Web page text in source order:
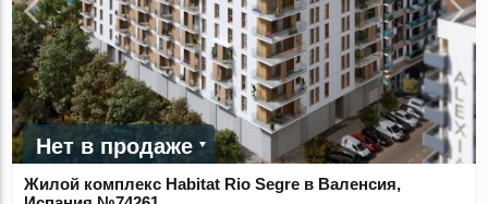
Нет в продаже
Жилой комплекс Habitat Rio Segre в Валенсия,